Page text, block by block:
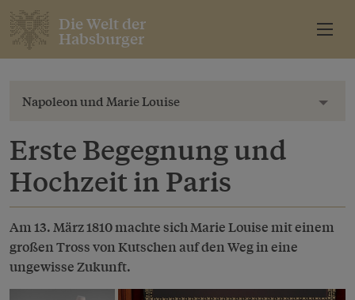
Die Welt der
Habsburger
Napoleon und Marie Louise
Erste Begegnung und
Hochzeit in Paris
Am 13. März 1810 machte sich Marie Louise mit einem
großen Tross von Kutschen auf den Weg in eine
ungewisse Zukunft.